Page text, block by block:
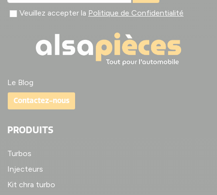
Veuillez accepter la Politique de Confidentialité
Le Blog
Contactez-nous
PRODUITS
Turbos
Injecteurs
Kit chra turbo